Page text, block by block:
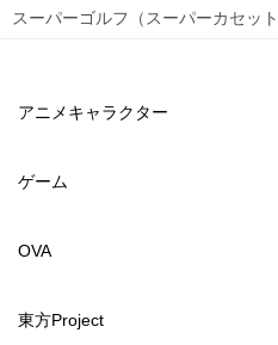
スーパーゴルフ（スーパーカセット
アニメキャラクター
ゲーム
OVA
東方Project